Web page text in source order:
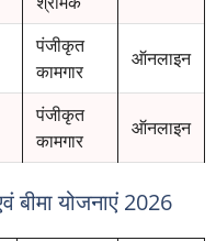
पंजीकृत
कामगार
ऑनलाइन
पंजीकृत
कामगार
ऑनलाइन
बीमा योजनाएं 2026